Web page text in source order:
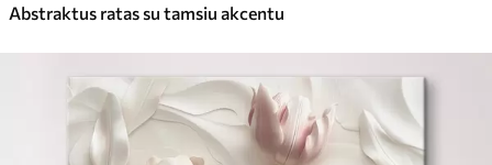
Abstraktus ratas su tamsiu akcentu